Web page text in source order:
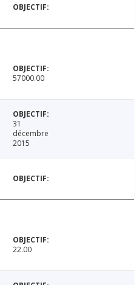
57000.00
31
décembre
2015
22.00